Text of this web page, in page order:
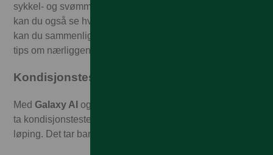
sykkel- og svømmeøktene dine. I tillegg til lengde og tid
kan du også se hvor høyt du har klatret. Via GPX-filer
kan du sammenligne treningsøktene dine – men også få
tips om nærliggende ruter som kan passe for deg.
Kondisjonstest på et øyeblikk
MedGalaxy AI og avanserte sensorer i klokken kan du
ta kondisjonstester utendørs, både på sykkel og med
løping. Det tar bare ti minutter!